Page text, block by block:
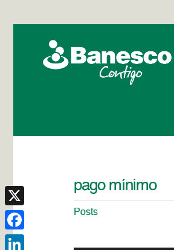
pago mínimo
Posts
X
Facebook